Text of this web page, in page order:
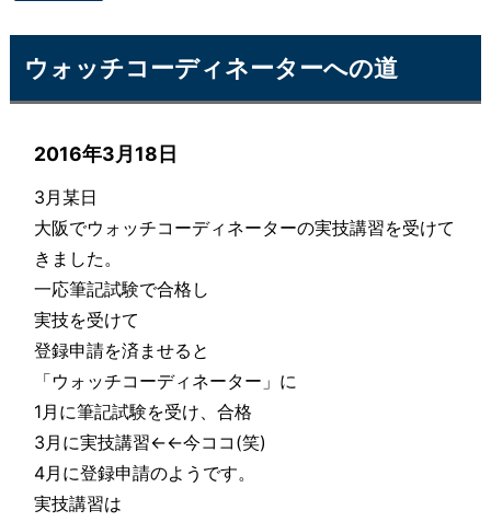
ウォッチコーディネーターへの道
2016年3月18日
3月某日
大阪でウォッチコーディネーターの実技講習を受けて
きました。
一応筆記試験で合格し
実技を受けて
登録申請を済ませると
「ウォッチコーディネーター」に
1月に筆記試験を受け、合格
3月に実技講習←←今ココ(笑)
4月に登録申請のようです。
実技講習は